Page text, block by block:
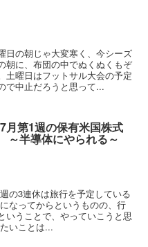
日の朝じゃ大変寒く、今シーズ
朝に、布団の中でぬくぬくもぞ
曜日はフットサル大会の予定
で中止だろうと思って...
月第1週の保有米国株式
半導体にやられる～
の3連休は旅行を予定している
なってからというものの、行
いうことで、やっていこうと思
いことは...